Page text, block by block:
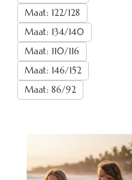
Maat: 122/128
Maat: 134/140
Maat: 110/116
Maat: 146/152
Maat: 86/92